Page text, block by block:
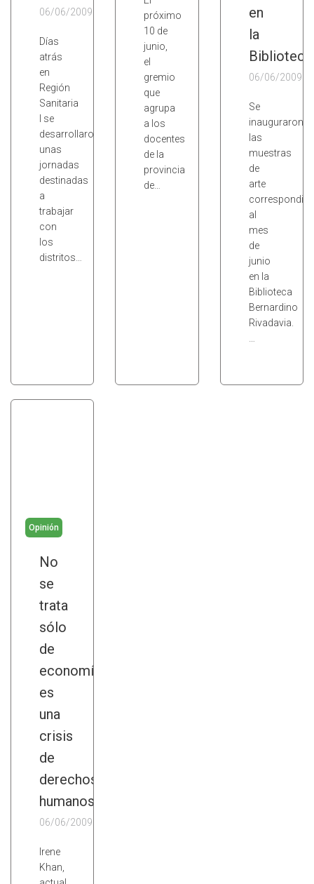
06/06/2009
Días
atrás
en
Región
Sanitaria
I se
desarrollaron
unas
jornadas
destinadas
a
trabajar
con
los
distritos…
próximo
10 de
junio,
el
gremio
que
agrupa
a los
docentes
de la
provincia
de…
en
la
Biblioteca
06/06/2009
Se
inauguraron
las
muestras
de
arte
al
mes
de
junio
en la
Biblioteca
Bernardino
Rivadavia.
Opinión
No
se
trata
sólo
de
economía...
es
una
crisis
de
derechos
humanos
06/06/2009
Irene
Khan,